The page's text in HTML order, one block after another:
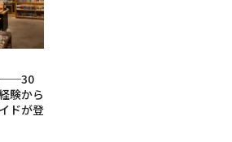
──30
験から
ドが登